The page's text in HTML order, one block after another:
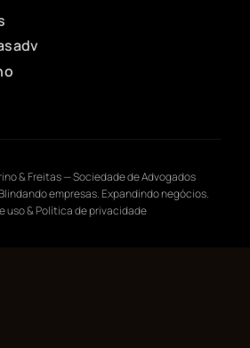
& Freitas — Sociedade de Advogados
empresas. Expandindo negócios.
uso & Política de privacidade